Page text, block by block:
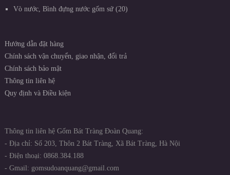
Vò nước, Bình đựng nước gốm sứ 20
Hướng dẫn đặt hàng
Chính sách vận chuyển, giao nhận, đổi trả
Chính sách bảo mật
Thông tin liên hệ
Quy định và Điều kiện
Thông tin liên hệ Gốm Bát Tràng Đoàn Quang:
- Địa chỉ: Số 203, Thôn 2 Bát Tràng, Xã Bát Tràng, Hà Nội
- Điện thoại: 0868.384.188
- Gmail: gomsudoanquang@gmail.com